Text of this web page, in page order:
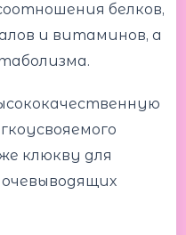
белков,
и витаминов, а
клюкву для